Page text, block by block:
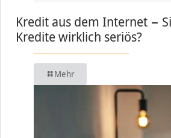
Kredit aus dem Internet −
Kredite wirklich seriös?
Mehr